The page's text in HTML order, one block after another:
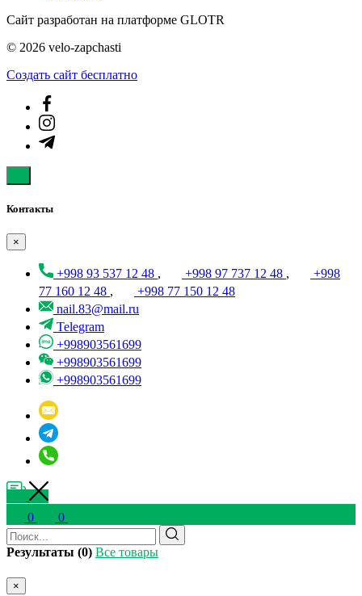
Сайт разработан на платформе GLOTR
© 2026 velo-zapchasti
Создать cайт бесплатно
Контакты
×
+998 93 537 12 48 , +998 97 737 12 48 ,
+998
77 160 12 48 ,
+998 77 150 12 48
nail.83@mail.ru
Telegram
+998903561699
+998903561699
+998903561699
0 0
Результаты (0) Все товары
×